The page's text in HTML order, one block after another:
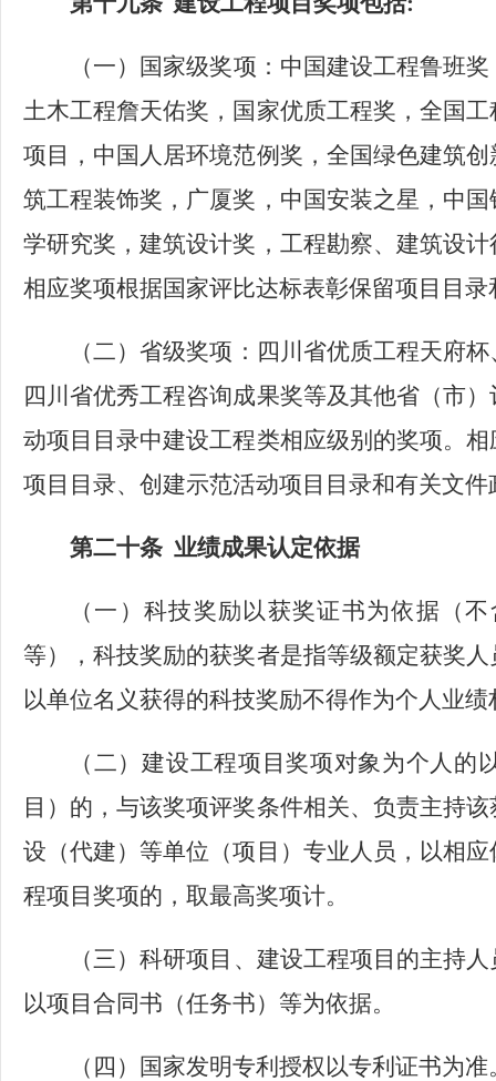
（一）
国家级奖项：中国建设工程鲁班
土木工程詹天佑奖，国家优质工程奖，全国
项目，中国人居环境范例奖，全国绿色建筑
筑工程装饰奖，广厦奖，中国安装之星，中
学研究奖，建筑设计奖，工程勘察、建筑设
相应奖项根据国家评比达标表彰保留项目目
（二）省级奖项：四川省优质工程天府
四川省优秀工程咨询成果奖等及其他省（市
动项目目录中建设工程类相应级别的奖项。
项目目录、创建示范活动项目目录和有关文
第二十条 业绩成果认定依据
（一）科技奖励以获奖证书为依据（
等），科技奖励的获奖者是指等级额定获奖
以单位名义获得的科技奖励不得作为个人业
（二）建设工程项目奖项对象为个人的
目）的，与该奖项评奖条件相关、负责主持
设（代建）等单位（项目）专业人员，以相
程项目奖项的，取最高奖项计。
（三）科研项目、建设工程项目的主持
以项目合同书（任务书）等为依据。
（四）国家发明专利授权以专利证书为准